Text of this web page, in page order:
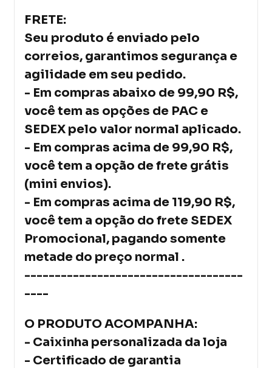
FRETE:
Seu produto é enviado pelo
correios, garantimos segurança e
agilidade em seu pedido.
- Em compras abaixo de 99,90 R$,
você tem as opções de PAC e
SEDEX pelo valor normal aplicado.
- Em compras acima de 99,90 R$,
você tem a opção de frete grátis
(mini envios).
- Em compras acima de 119,90 R$,
você tem a opção do frete SEDEX
Promocional, pagando somente
metade do preço normal .
------------------------------------
----
O PRODUTO ACOMPANHA:
- Caixinha personalizada da loja
- Certificado de garantia